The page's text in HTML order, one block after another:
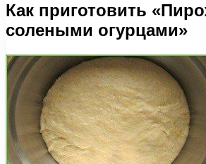
Как приготовить
солеными огурцами»